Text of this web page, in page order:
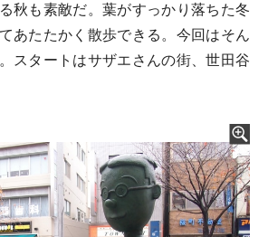
秋も素敵だ。葉がすっかり落ちた冬
あたたかく散歩できる。今回はそん
スタートはサザエさんの街、世田谷